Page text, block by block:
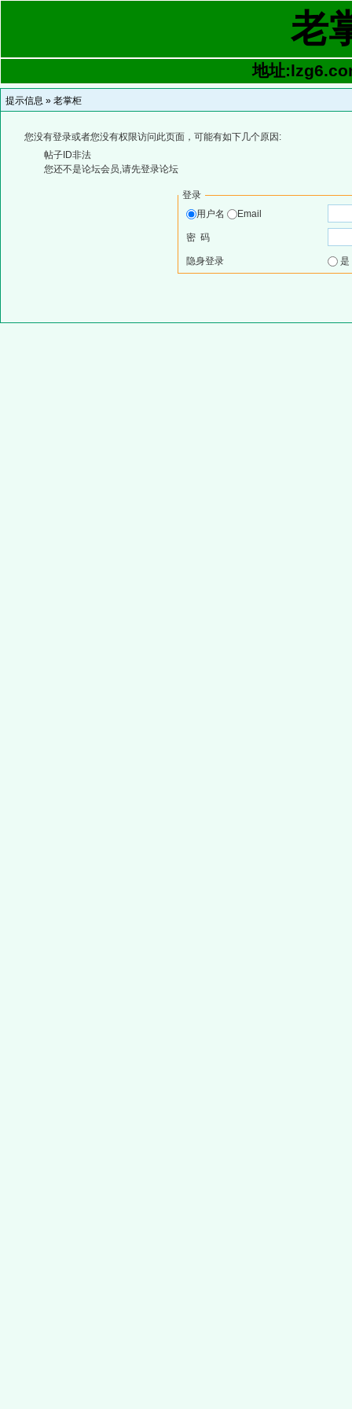
老
地址
提示信息 » 老掌柜
您没有登录或者您没有权限访问此页面，可能有如下几个原因:
帖子ID非法
您还不是论坛会员,请先登录论坛
登录
用户名
Email
密 码
隐身登录